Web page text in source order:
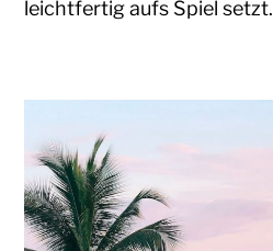
leichtfertig aufs Spiel setzt.